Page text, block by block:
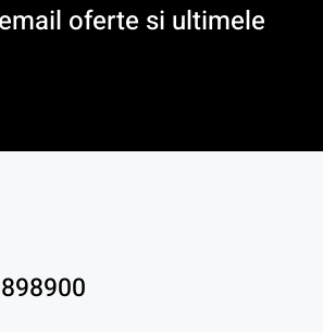
oferte si ultimele